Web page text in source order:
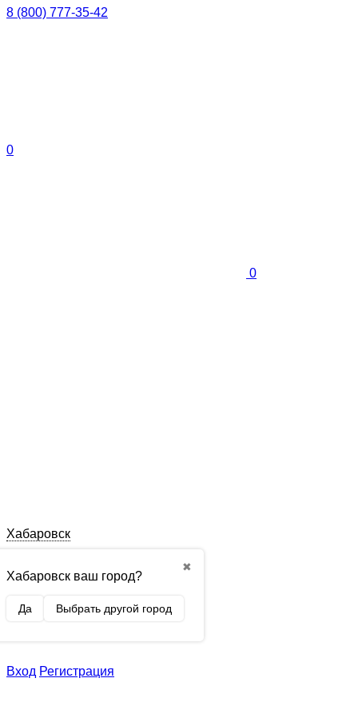
8 (800) 777-35-42
0
0
Хабаровск
✖
Хабаровск ваш город?
Да Выбрать другой город
Вход Регистрация